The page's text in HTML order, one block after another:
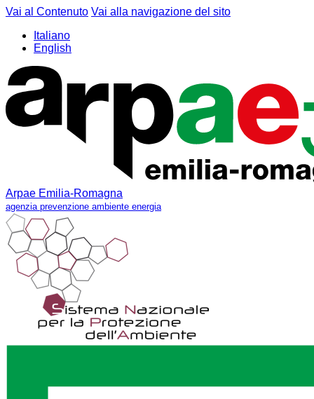
Vai al Contenuto Vai alla navigazione del sito
Italiano
English
Arpae Emilia-Romagna
agenzia prevenzione ambiente energia